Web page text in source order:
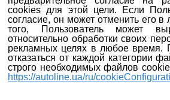
cookies для этой цели.
Если
согласие, он может отменить его
того, Пользователь может
относительно обработки своих
рекламных целях в любое время.
отказаться от каждой категории
строго необходимых файлов
https://autoline.ua/ru/